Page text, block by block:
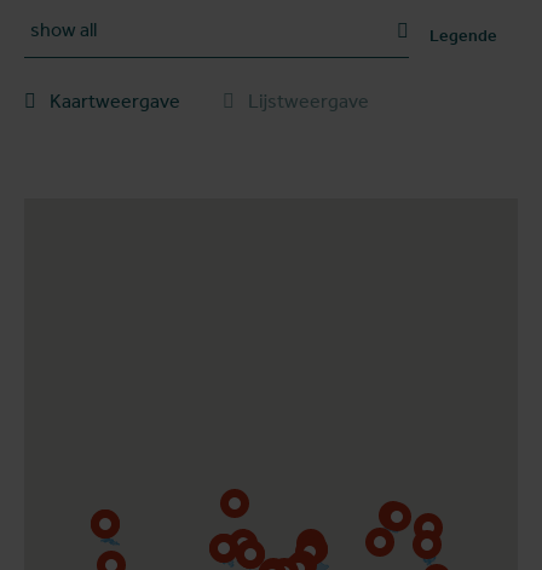
Legende
Kaartweergave Lijstweergave